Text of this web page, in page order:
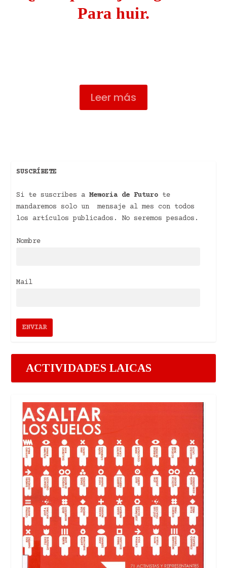
Para huir.
Leer más
SUSCRÍBETE
Si te suscribes aMemoria de Futuro te
mandaremos solo un mensaje al mes con todos
los artículos publicados. No seremos pesados.
Nombre
Mail
ACTIVIDADES LAICAS